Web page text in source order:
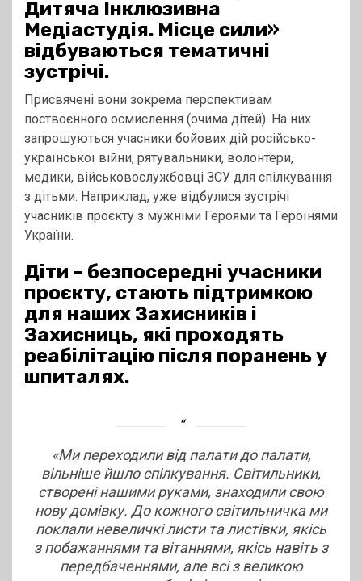
Дитяча Інклюзивна
Медіастудія. Місце сили»
відбуваються тематичні
зустрічі.
Присвячені вони зокрема перспективам
поствоєнного осмислення (очима дітей). На них
запрошуються учасники бойових дій російсько-
української війни, рятувальники, волонтери,
медики, військовослужбовці ЗСУ для спілкування
з дітьми. Наприклад, уже відбулися зустрічі
учасників проєкту з мужніми Героями та Героїнями
України.
Діти – безпосередні учасники
проєкту, стають підтримкою
для наших Захисників і
Захисниць, які проходять
реабілітацію після поранень у
шпиталях.
«Ми переходили від палати до палати,
вільніше йшло спілкування. Світильники,
створені нашими руками, знаходили свою
нову домівку. До кожного світильничка ми
поклали невеличкі листи та листівки, якісь
з побажаннями та вітаннями, якісь навіть з
передбаченнями, але всі з великою